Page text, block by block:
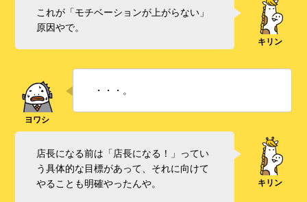
これが「モチベーションが上がらない」
原因やで。
・・・。
店長になる前は「店長になる！」ってい
う具体的な目標があって、それに向けて
やることも明確やったんや。